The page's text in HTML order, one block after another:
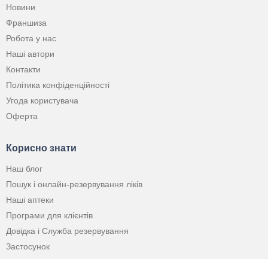
Новини
Франшиза
Робота у нас
Наші автори
Контакти
Політика конфіденційності
Угода користувача
Оферта
Корисно знати
Наш блог
Пошук і онлайн-резервування ліків
Наші аптеки
Програми для клієнтів
Довідка і Служба резервування
Застосунок